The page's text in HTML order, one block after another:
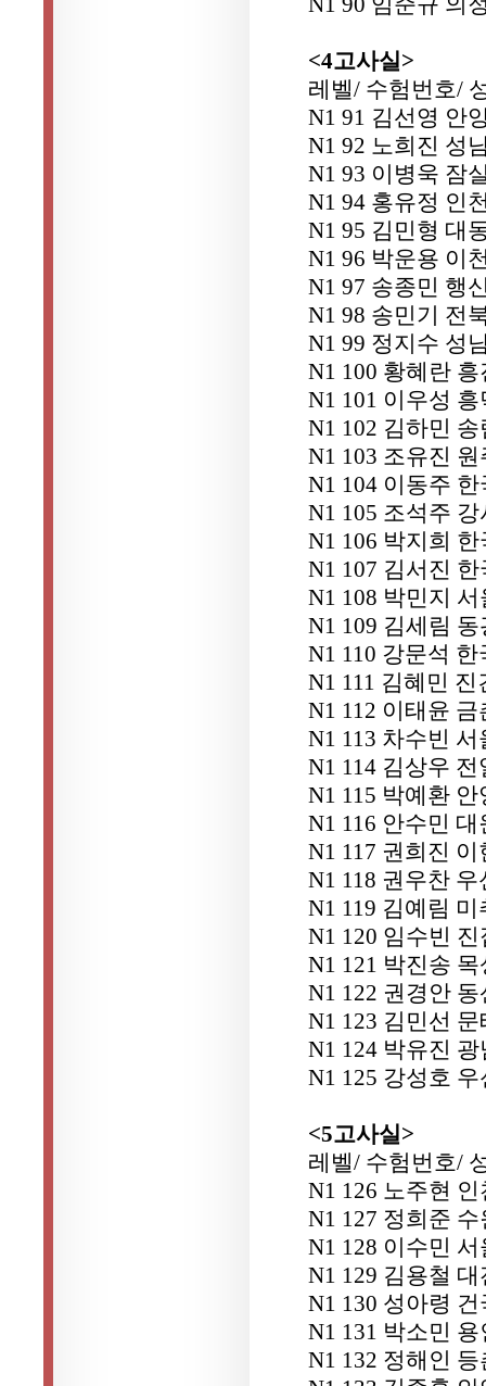
<4고사실>
레벨/ 수험번호/
N1 91 김선영 안
N1 92 노희진 성
N1 93 이병욱 잠
N1 94 홍유정 인
N1 95 김민형 대
N1 96 박운용 이
N1 97 송종민 행
N1 98 송민기 전
N1 99 정지수 성
N1 100 황혜란
N1 101 이우성
N1 102 김하민
N1 103 조유진
N1 104 이동주
N1 105 조석주
N1 106 박지희
N1 107 김서진
N1 108 박민지
N1 109 김세림
N1 110 강문석
N1 111 김혜민
N1 112 이태윤
N1 113 차수빈
N1 114 김상우
N1 115 박예환
N1 116 안수민
N1 117 권희진
N1 118 권우찬
N1 119 김예림
N1 120 임수빈
N1 121 박진송
N1 122 권경안
N1 123 김민선
N1 124 박유진
N1 125 강성호
<5고사실>
레벨/ 수험번호/
N1 126 노주현
N1 127 정희준
N1 128 이수민
N1 129 김용철
N1 130 성아령
N1 131 박소민
N1 132 정해인